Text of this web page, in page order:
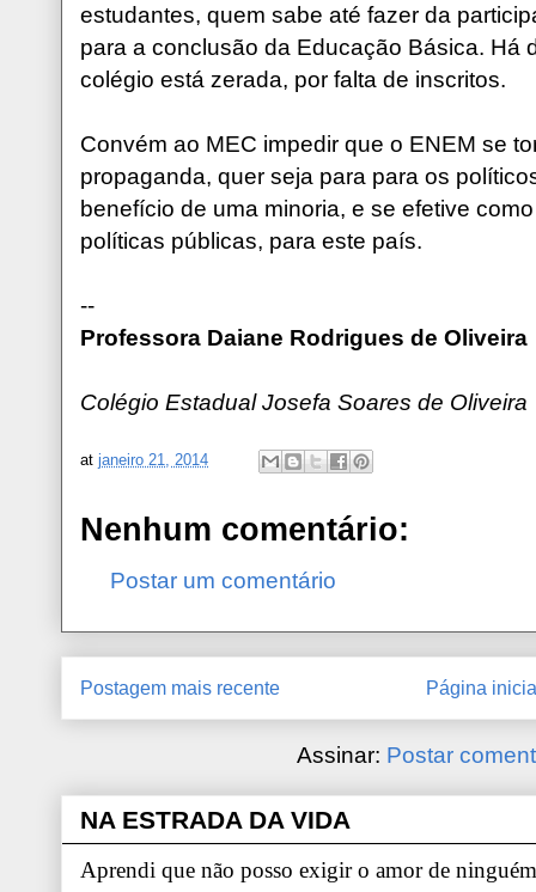
estudantes, quem sabe até fazer da
para a conclusão da Educação Básica. Há
colégio está zerada, por falta de inscritos.
Convém ao MEC impedir que o ENEM se
propaganda, quer seja para para os
benefício de uma minoria, e se efetive
políticas públicas, para este país.
--
Professora Daiane Rodrigues de Oliveira
Colégio Estadual Josefa Soares de Oliveira
at janeiro 21, 2014
Nenhum comentário:
Postar um comentário
Postagem mais recente Página
Assinar: Postar
NA ESTRADA DA VIDA
Aprendi que não posso exigir o amor de